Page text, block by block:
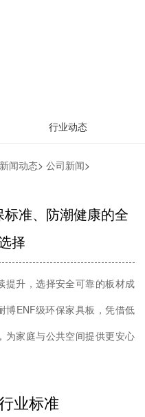
行业动态
新闻动态> 公司新闻>
准、防潮健康的全
择
提升，选择安全可靠的板材成
博ENF级环保家具板，凭借低
为家庭与公共空间提供更安心
业标准